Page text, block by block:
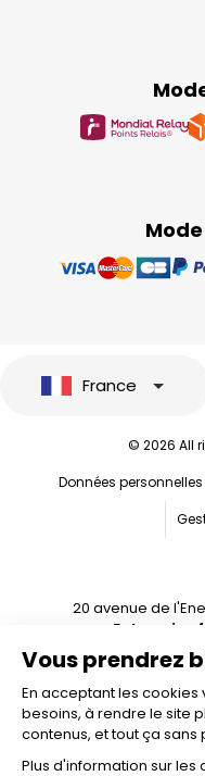
Vous prendrez
En acceptant les
besoins, à rendre le site
contenus, et tout ça
Plus d'information sur
France
© 2026 All
Données
20 avenue de
Entreprise